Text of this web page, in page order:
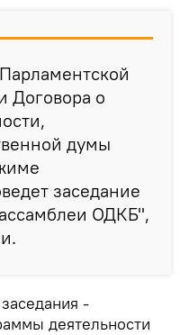
Договора о
думы
заседание
ОДКБ",
-
деятельности